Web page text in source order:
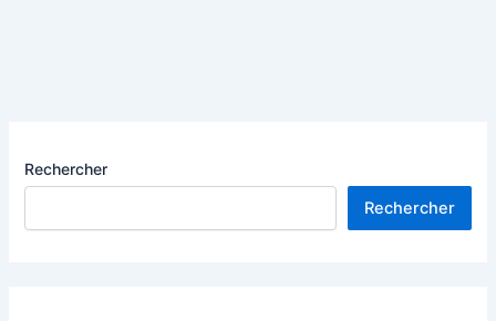
social
en
Rechercher
Rechercher